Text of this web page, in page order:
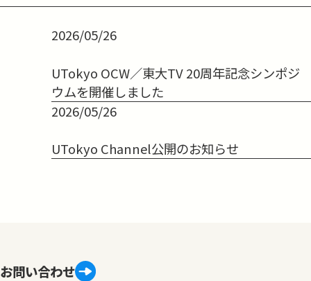
2026/05/26
UTokyo OCW／東大TV 20周年記念シンポジ
ウムを開催しました
2026/05/26
UTokyo Channel公開のお知らせ
お問い合わせ